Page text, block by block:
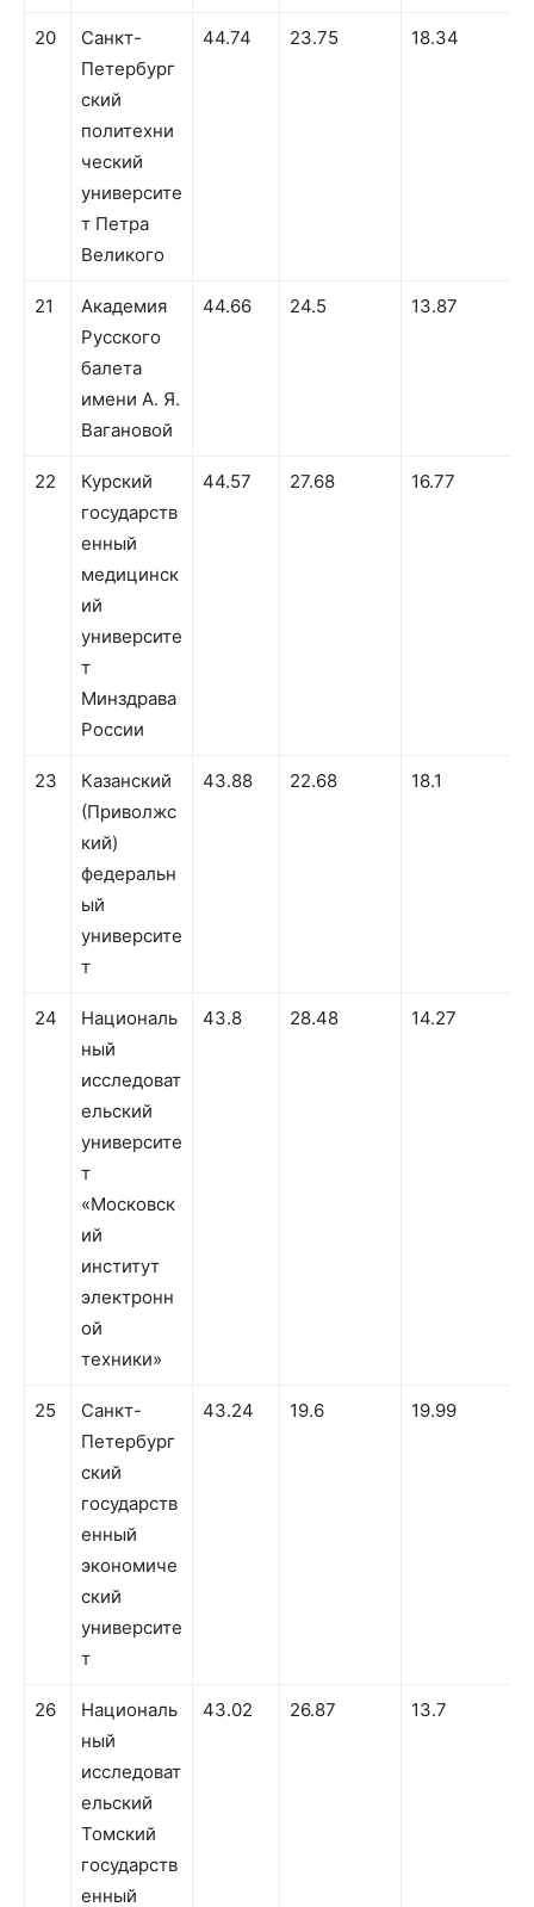
20
Санкт-
Петербург
ский
политехни
ческий
университе
т Петра
Великого
44.74 23.75 18.34
21
Академия
Русского
балета
имени А. Я.
Вагановой
44.66 24.5 13.87
22
Курский
государств
енный
медицинск
ий
университе
т
Минздрава
России
44.57 27.68 16.77
23
Казанский
(Приволжс
кий)
федеральн
ый
университе
т
43.88 22.68 18.1
24
Националь
ный
исследоват
ельский
университе
т
«Московск
ий
институт
электронн
ой
техники»
43.8 28.48 14.27
25
Санкт-
Петербург
ский
государств
енный
экономиче
ский
университе
т
43.24 19.6 19.99
26
Националь
ный
исследоват
ельский
Томский
государств
енный
43.02 26.87 13.7